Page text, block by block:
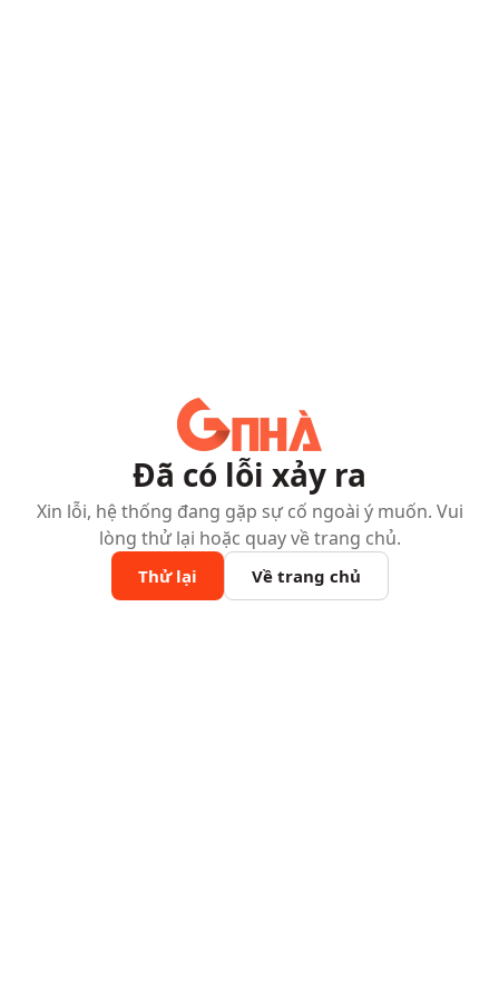
Đã có lỗi xảy ra
Xin lỗi, hệ thống đang gặp sự cố ngoài ý muốn. Vui
lòng thử lại hoặc quay về trang chủ.
Thử lại Về trang chủ